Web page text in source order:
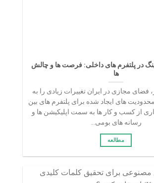
در پلتفرم های داخلی: فرصت ها و چالش
ها
فضای مجازی در ایران تغییرات زیادی را به
های ایجاد شده برای پلتفرم های بین
از کسب و کار ها به سمت اپلیکیشن ها و
رسانه های بومی...
مطالعه